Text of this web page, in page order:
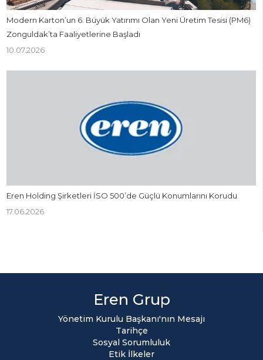
Modern Karton’un 6. Büyük Yatırımı Olan Yeni Üretim Tesisi (PM6)
Zonguldak’ta Faaliyetlerine Başladı
10.07.2026
Eren Holding Şirketleri İSO 500’de Güçlü Konumlarını Korudu
17.06.2026
Eren Grup
Yönetim Kurulu Başkanı'nın Mesajı
Tarihçe
Sosyal Sorumluluk
Etik İlkeler